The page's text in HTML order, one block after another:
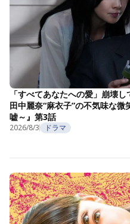
「すべてあなたへの愛」崩壊し
田中麗奈“麻衣子”の不気味な
嘘～』第3話
2026/8/3 ドラマ